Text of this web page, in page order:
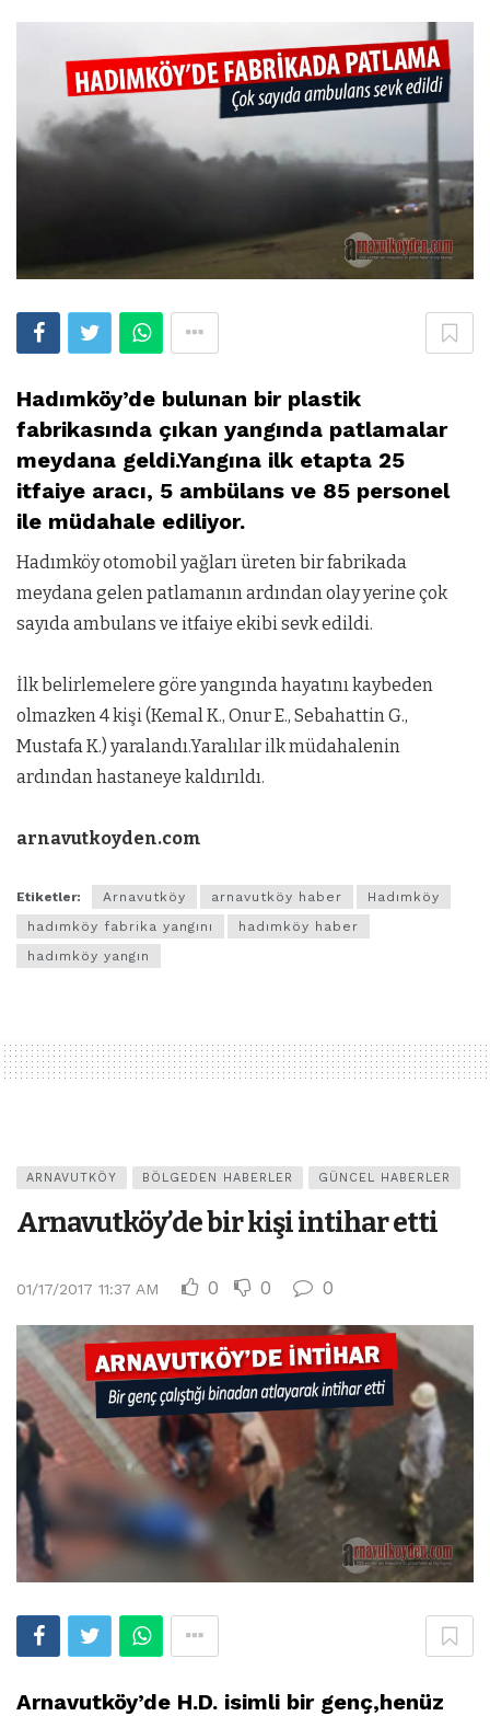
Hadımköy’de bulunan bir plastik
fabrikasında çıkan yangında patlamalar
meydana geldi.Yangına ilk etapta 25
itfaiye aracı, 5 ambülans ve 85 personel
ile müdahale ediliyor.
Hadımköyotomobil yağları üreten bir fabrikada
meydana gelen patlamanın ardından olay yerine çok
sayıda ambulans ve itfaiye ekibi sevk edildi.
İlk belirlemelere göre yangında hayatını kaybeden
olmazken 4 kişi (Kemal K., Onur E., Sebahattin G.,
Mustafa K.) yaralandı.Yaralılar ilk müdahalenin
ardından hastaneye kaldırıldı.
arnavutkoyden.com
Etiketler: Arnavutköy arnavutköy haber
Hadımköy
hadımköy fabrika yangını
hadımköy haber
hadımköy yangın
ARNAVUTKÖY BÖLGEDEN HABERLER GÜNCEL HABERLER
Arnavutköy’de bir kişi intihar etti
01/17/2017 11:37 AM 0 0 0
Arnavutköy’de H.D. isimli bir genç,henüz